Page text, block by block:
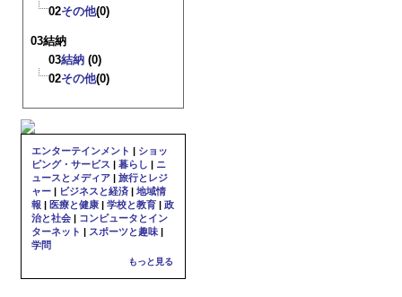
02その他(0)
03結納
03結納 (0)
02その他(0)
エンターテインメント | ショッ
ピング・サービス | 暮らし | ニ
ュースとメディア | 旅行とレジ
ャー | ビジネスと経済 | 地域情
報 | 医療と健康 | 学校と教育 | 政
治と社会 | コンピュータとイン
ターネット | スポーツと趣味 |
学問
もっと見る